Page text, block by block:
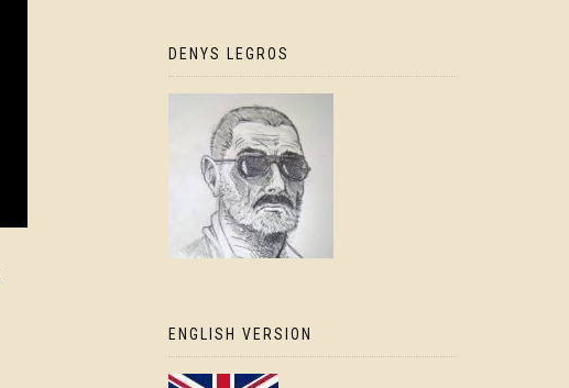
DENYS LEGROS
ENGLISH VERSION